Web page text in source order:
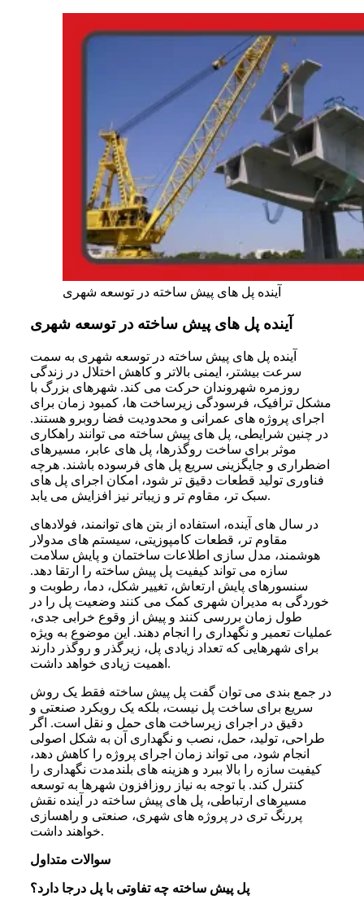
آینده پل های پیش ساخته در توسعه شهری
آینده پل های پیش ساخته در توسعه شهری
آینده پل های پیش ساخته در توسعه شهری به سمت
سرعت بیشتر، ایمنی بالاتر و کاهش اختلال در زندگی
روزمره شهروندان حرکت می کند. شهرهای بزرگ با
مشکل ترافیک، فرسودگی زیرساخت ها، کمبود زمان برای
اجرای پروژه های عمرانی و محدودیت فضا روبرو هستند.
در چنین شرایطی، پل های پیش ساخته می توانند راهکاری
موثر برای ساخت روگذرها، پل های عابر، مسیرهای
اضطراری و جایگزینی سریع پل های فرسوده باشند. هرچه
فناوری تولید قطعات دقیق تر شود، امکان اجرای پل های
سبک تر، مقاوم تر و زیباتر نیز افزایش می یابد.
در سال های آینده، استفاده از بتن های توانمند، فولادهای
مقاوم تر، قطعات کامپوزیتی، سیستم های مدولار
هوشمند، مدل سازی اطلاعات ساختمان و پایش سلامت
سازه می تواند کیفیت پل پیش ساخته را ارتقا دهد.
سنسورهای پایش ارتعاش، تغییر شکل، دما، رطوبت و
خوردگی به مدیران شهری کمک می کنند وضعیت پل را در
طول زمان بررسی کنند و پیش از وقوع خرابی جدی،
عملیات تعمیر و نگهداری را انجام دهند. این موضوع به ویژه
برای شهرهایی که تعداد زیادی پل، زیرگذر و روگذر دارند
اهمیت زیادی خواهد داشت.
در جمع بندی می توان گفت پل پیش ساخته فقط یک روش
سریع برای ساخت پل نیست، بلکه یک رویکرد صنعتی و
دقیق در اجرای زیرساخت های حمل و نقل است. اگر
طراحی، تولید، حمل، نصب و نگهداری آن به شکل اصولی
انجام شود، می تواند زمان اجرای پروژه را کاهش دهد،
کیفیت سازه را بالا ببرد و هزینه های بلندمدت نگهداری را
کنترل کند. با توجه به نیاز روزافزون شهرها به توسعه
مسیرهای ارتباطی، پل های پیش ساخته در آینده نقش
پررنگ تری در پروژه های شهری، صنعتی و راهسازی
خواهند داشت.
سوالات متداول
پل پیش ساخته چه تفاوتی با پل درجا دارد؟